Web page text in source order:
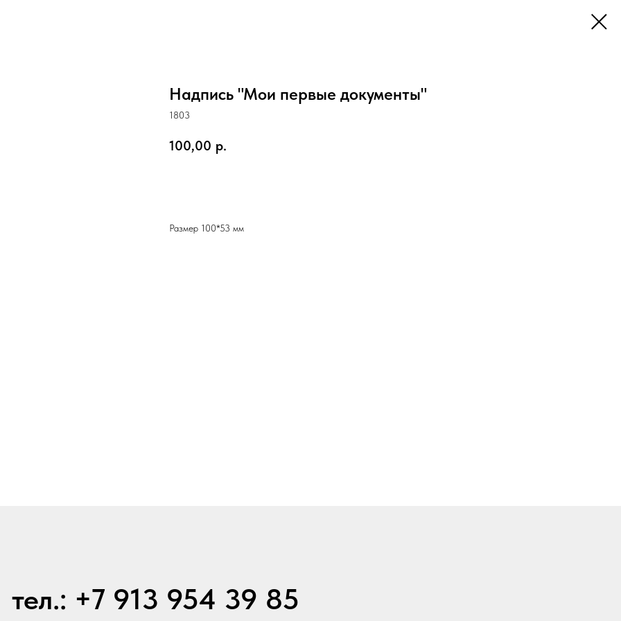
Надпись "Мои первые документы"
1803
100,00 р.
Размер 100*53 мм
тел.: +7 913 954 39 85